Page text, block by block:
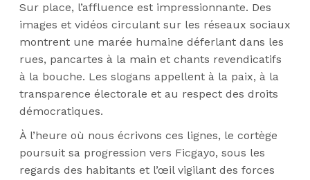
Sur place, l’affluence est impressionnante. Des
images et vidéos circulant sur les réseaux sociaux
montrent une marée humaine déferlant dans les
rues, pancartes à la main et chants revendicatifs
à la bouche. Les slogans appellent à la paix, à la
transparence électorale et au respect des droits
démocratiques.
À l’heure où nous écrivons ces lignes, le cortège
poursuit sa progression vers Ficgayo, sous les
regards des habitants et l’œil vigilant des forces